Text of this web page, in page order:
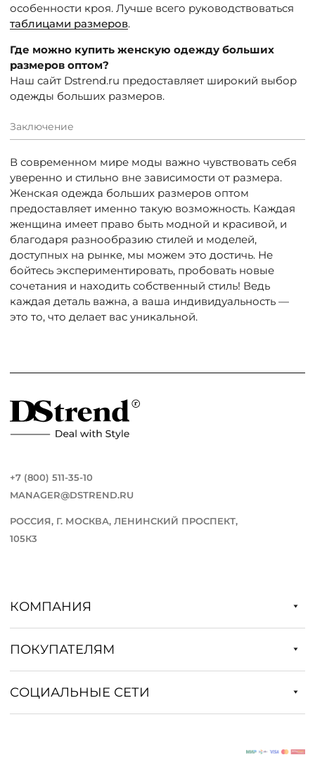
особенности кроя. Лучше всего руководствоваться
таблицами размеров.
Где можно купить женскую одежду больших
размеров оптом?
Наш сайт Dstrend.ru предоставляет широкий выбор
одежды больших размеров.
Заключение
В современном мире моды важно чувствовать себя
уверенно и стильно вне зависимости от размера.
Женская одежда больших размеров оптом
предоставляет именно такую возможность. Каждая
женщина имеет право быть модной и красивой, и
благодаря разнообразию стилей и моделей,
доступных на рынке, мы можем это достичь. Не
бойтесь экспериментировать, пробовать новые
сочетания и находить собственный стиль! Ведь
каждая деталь важна, а ваша индивидуальность —
это то, что делает вас уникальной.
+7 (800) 511-35-10
MANAGER@DSTREND.RU
РОССИЯ, Г. МОСКВА, ЛЕНИНСКИЙ ПРОСПЕКТ,
105К3
КОМПАНИЯ
ПОКУПАТЕЛЯМ
СОЦИАЛЬНЫЕ СЕТИ